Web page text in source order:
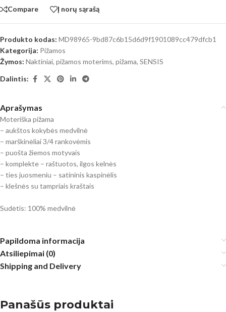
Compare Į norų sąrašą
Produkto kodas: MD98965-9bd87c6b15d6d9f1901089cc479dfcb1
Kategorija: Pižamos
Žymos: Naktiniai, pižamos moterims, pižama, SENSIS
Dalintis:
Aprašymas
Moteriška pižama
– aukštos kokybės medvilnė
– marškinėliai 3/4 rankovėmis
– puošta žiemos motyvais
– komplekte – raštuotos, ilgos kelnės
– ties juosmeniu – satininis kaspinėlis
– klešnės su tampriais kraštais
Sudėtis: 100% medvilnė
Papildoma informacija
Atsiliepimai (0)
Shipping and Delivery
Panašūs produktai